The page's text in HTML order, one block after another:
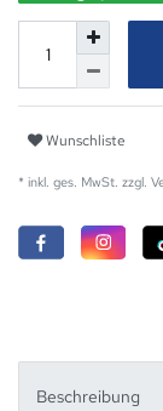
Wunschliste
* inkl. ges. MwSt. zzgl.
Beschreibung